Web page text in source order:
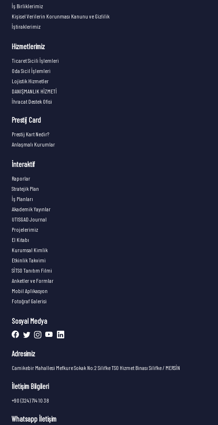
İş Birliklerimiz
Kişisel Verilerin Korunması Kanunu ve Gizlilik
İştiraklerimiz
Hizmetlerimiz
Ticaret Sicili İşlemleri
Oda Sicil İşlemleri
Lojistik Hizmetler
DANIŞMANLIK HİZMETİ
İhracat Destek Ofisi
Prestij Card
Prestij Kart Nedir?
Anlaşmalı Kurumlar
İnteraktif
Raporlar
Stratejik Plan
İş Planları
Akademik Yayınlar
UTISGAD Journal
Projelerimiz
El Kitabı
Kurumsal Kimlik
Etkinlik Takvimi
SİTSO Tanıtım Filmi
Anketler ve Formlar
Mobil Aplikasyon
Fotoğraf Galerisi
Sosyal Medya
Adresimiz
Camikebir Mahallesi Mefkure Sokak No:2 Silifke TSO Hizmet Binası Silifke / MERSİN
İletişim Bilgileri
+90 (324) 714 10 38
Whatsapp İletişim